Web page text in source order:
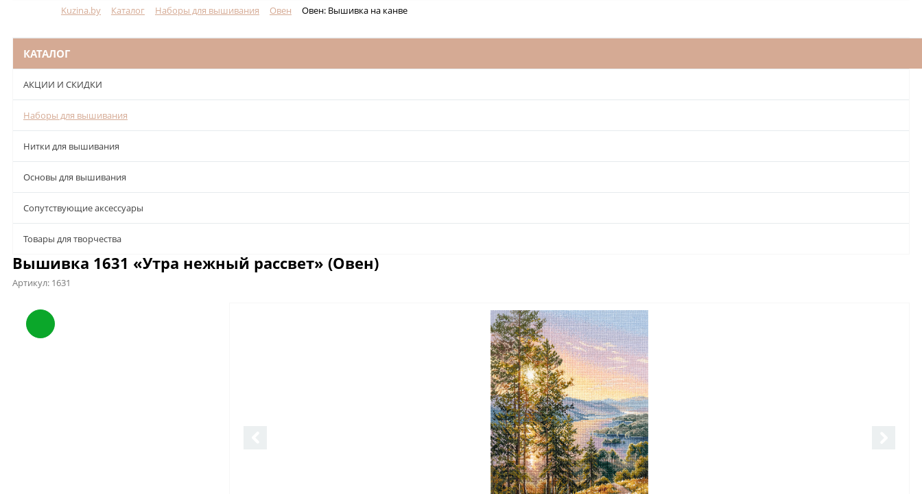
Kuzina.by Каталог Наборы для вышивания Овен Овен: Вышивка на канве
КАТАЛОГ
АКЦИИ И СКИДКИ
Наборы для вышивания
Нитки для вышивания
Основы для вышивания
Сопутствующие аксессуары
Товары для творчества
Вышивка 1631 «Утра нежный рассвет» (Овен)
Артикул: 1631
Описание